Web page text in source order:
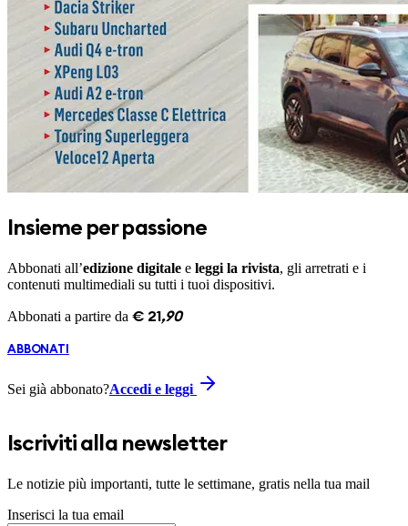
Insieme per passione
Abbonati all’edizione digitale e leggi la rivista, gli arretrati e i
contenuti multimediali su tutti i tuoi dispositivi.
Abbonati a partire da € 21 ,90
ABBONATI
Sei già abbonato?Accedi e leggi
Iscriviti alla newsletter
Le notizie più importanti, tutte le settimane, gratis nella tua mail
Inserisci la tua email